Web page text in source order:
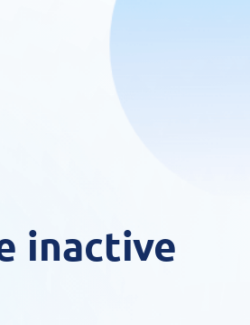
inactive